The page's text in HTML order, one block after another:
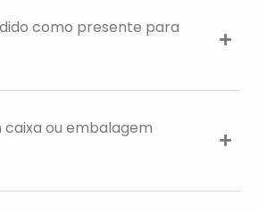
como presente para
ou embalagem